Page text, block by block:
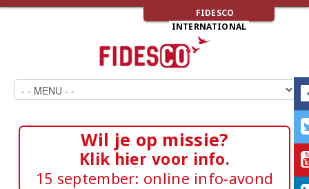
FIDESCO
INTERNATIONAL
Wil je op missie?
Klik hier voor info.
15 september: online info-avond